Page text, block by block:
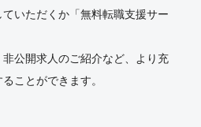
いただくか「無料転職支援サー
公開求人のご紹介など、より充
ことができます。